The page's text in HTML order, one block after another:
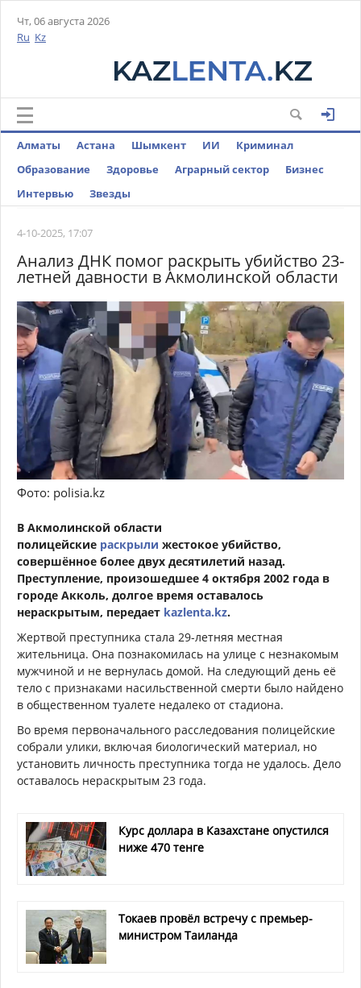
Чт, 06 августа 2026
Ru Kz
Алматы Астана Шымкент ИИ
Криминал
Образование
Здоровье Аграрный сектор
Бизнес
Интервью
Звезды
4-10-2025, 17:07
Анализ ДНК помог раскрыть убийство 23-
летней давности в Акмолинской области
Фото: polisia.kz
В Акмолинской области
полицейские раскрыли жестокое убийство,
совершённое более двух десятилетий назад.
Преступление, произошедшее 4 октября 2002 года в
городе Акколь, долгое время оставалось
нераскрытым, передает kazlenta.kz.
Жертвой преступника стала 29-летняя местная
жительница. Она познакомилась на улице с незнакомым
мужчиной и не вернулась домой. На следующий день её
тело с признаками насильственной смерти было найдено
в общественном туалете недалеко от стадиона.
Во время первоначального расследования полицейские
собрали улики, включая биологический материал, но
установить личность преступника тогда не удалось. Дело
оставалось нераскрытым 23 года.
Курс доллара в Казахстане опустился
ниже 470 тенге
Токаев провёл встречу с премьер-
министром Таиланда